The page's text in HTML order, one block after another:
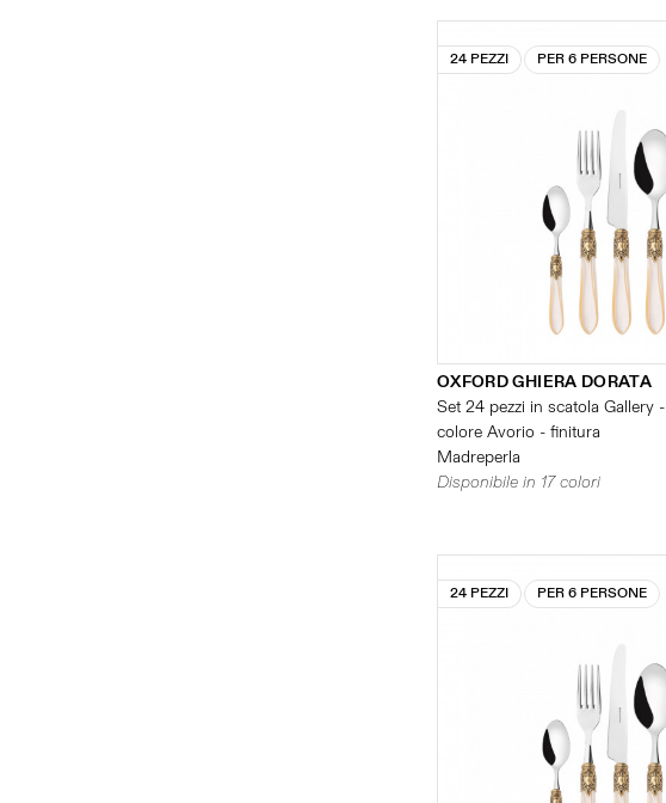
24 PEZZI PER 6 PERSONE
OXFORD GHIERA DORATA
Set 24 pezzi in scatola Gallery -
colore Avorio - finitura
Madreperla
Disponibile in 17 colori
24 PEZZI PER 6 PERSONE